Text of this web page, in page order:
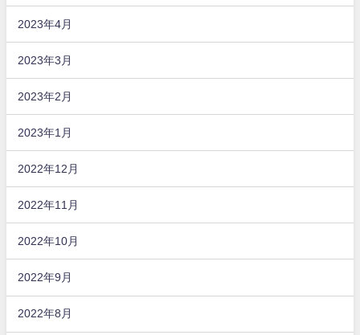
2023年4月
2023年3月
2023年2月
2023年1月
2022年12月
2022年11月
2022年10月
2022年9月
2022年8月